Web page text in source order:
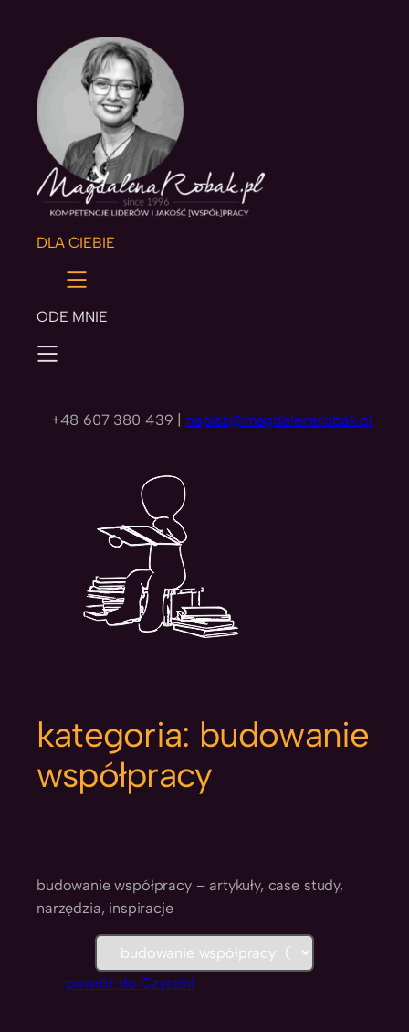
DLA CIEBIE
ODE MNIE
+48 607 380 439 | napisz@magdalenarobak.pl
kategoria: budowanie
współpracy
budowanie współpracy – artykuły, case study,
narzędzia, inspiracje
K
a
t
powrót do Czytelni